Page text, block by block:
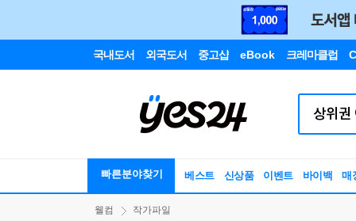
국내도서 외국도서 중고샵 eBook 크레마클럽
빠른분야찾기 베스트 신상품 이벤트 바이백 매
웰컴 작가파일